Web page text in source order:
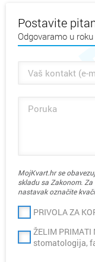
Postavite
Odgovaramo u
MojKvart.hr se
skladu sa Zakonom.
nastavak označite
PRIVOLA ZA
ŽELIM PRIMATI
stomatologija,